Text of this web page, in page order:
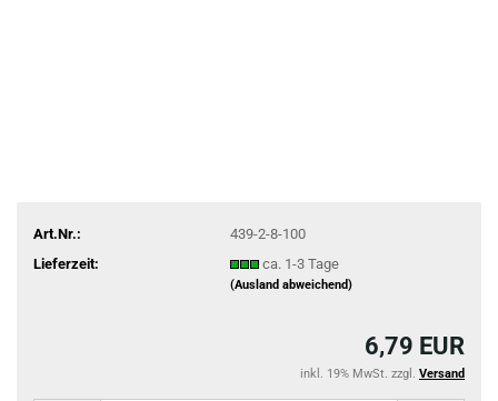
Art.Nr.:
439-2-8-100
Lieferzeit:
ca. 1-3 Tage
(Ausland abweichend)
6,79 EUR
inkl. 19% MwSt. zzgl. Versand